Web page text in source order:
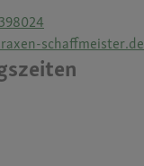
schaffmeister.de